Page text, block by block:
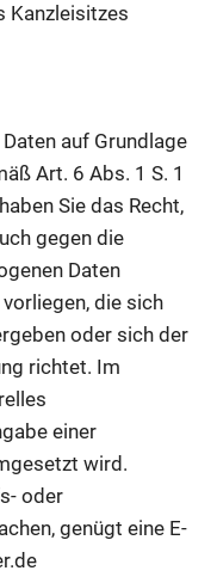
Kanzleisitzes
auf Grundlage
Art. 6 Abs. 1 S. 1
Sie das Recht,
gegen die
Daten
die sich
oder sich der
richtet. Im
einer
wird.
oder
genügt eine E-